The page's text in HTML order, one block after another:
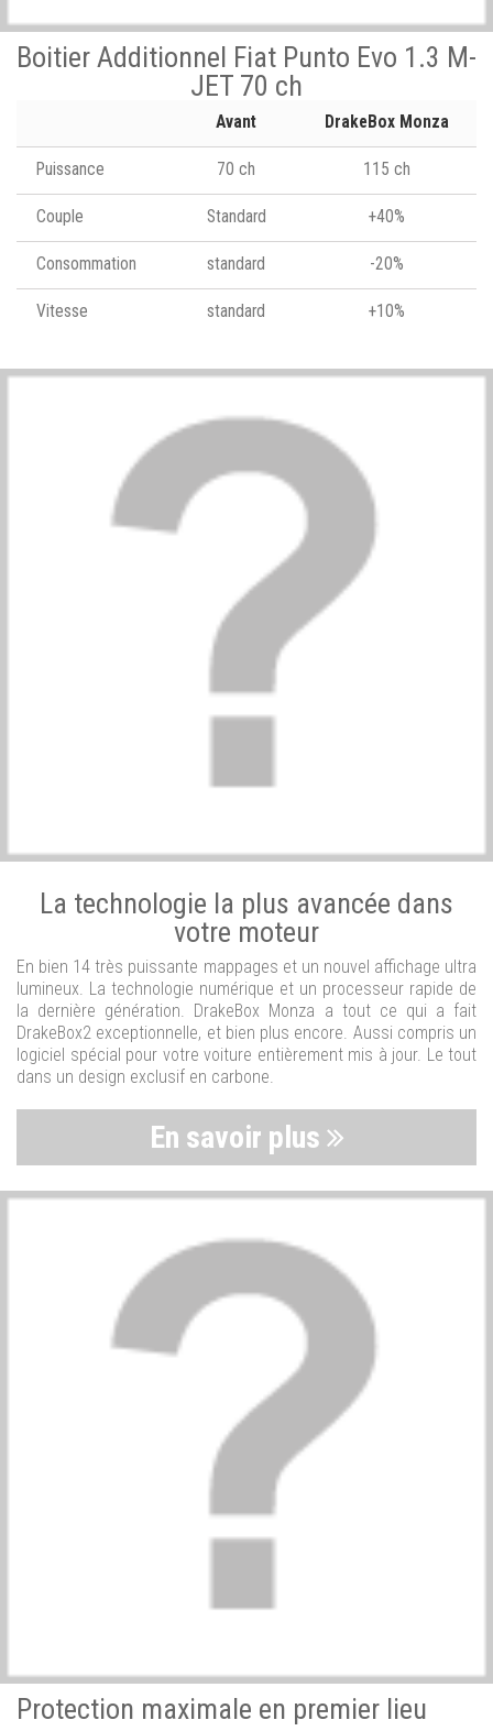
Boitier Additionnel Fiat Punto Evo 1.3 M-
JET 70 ch
Avant DrakeBox Monza
Puissance 70 ch 115 ch
Couple Standard +40%
Consommation standard -20%
Vitesse standard +10%
La technologie la plus avancée dans
votre moteur
En bien 14 très puissante mappages et un nouvel affichage ultra
lumineux. La technologie numérique et un processeur rapide de
la dernière génération. DrakeBox Monza a tout ce qui a fait
DrakeBox2 exceptionnelle, et bien plus encore. Aussi compris un
logiciel spécial pour votre voiture entièrement mis à jour. Le tout
dans un design exclusif en carbone.
En savoir plus
Protection maximale en premier lieu